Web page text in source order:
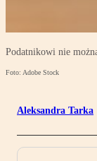
Podatnikowi nie
Foto: Adobe Stock
Aleksandra Tarka